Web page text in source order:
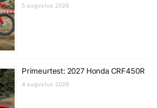
5 augustus 2026
Primeurtest: 2027 Honda CRF450R
4 augustus 2026